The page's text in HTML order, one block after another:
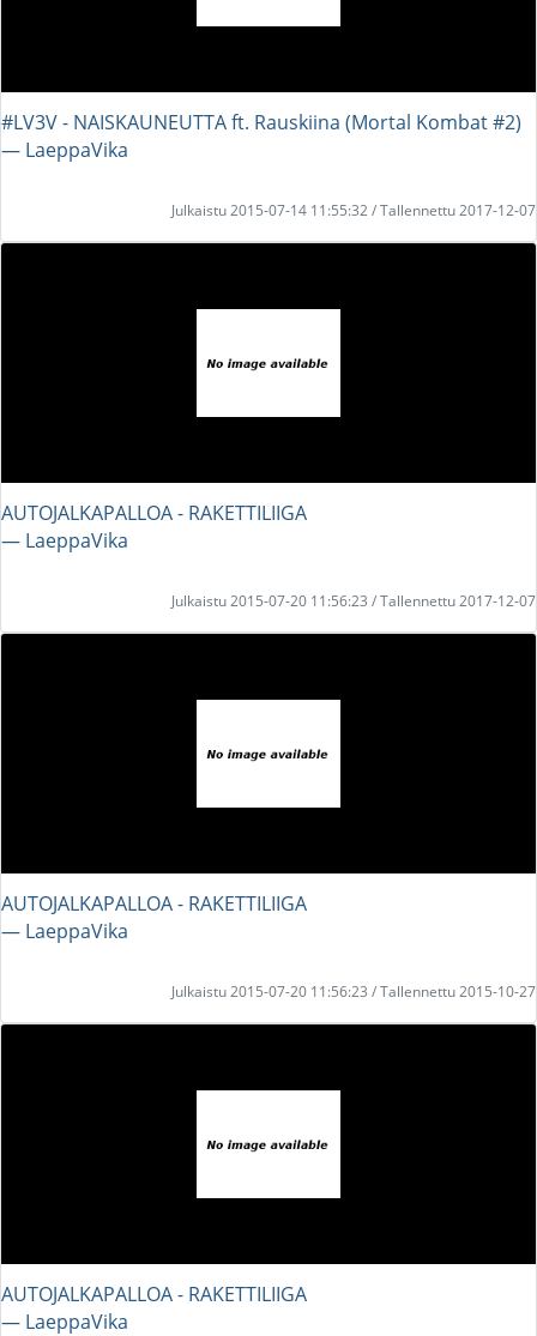
#LV3V - NAISKAUNEUTTA ft. Rauskiina (Mortal Kombat #2)
― LaeppaVika
Julkaistu 2015-07-14 11:55:32 / Tallennettu 2017-12-07
AUTOJALKAPALLOA - RAKETTILIIGA
― LaeppaVika
Julkaistu 2015-07-20 11:56:23 / Tallennettu 2017-12-07
AUTOJALKAPALLOA - RAKETTILIIGA
― LaeppaVika
Julkaistu 2015-07-20 11:56:23 / Tallennettu 2015-10-27
AUTOJALKAPALLOA - RAKETTILIIGA
― LaeppaVika